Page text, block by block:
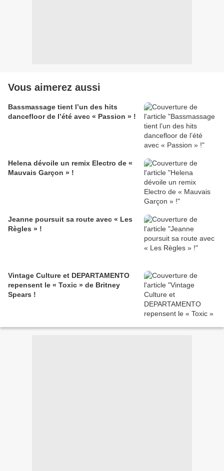
Vous aimerez aussi
Bassmassage tient l’un des hits
dancefloor de l’été avec « Passion » !
Helena dévoile un remix Electro de «
Mauvais Garçon » !
Jeanne poursuit sa route avec « Les
Règles » !
Vintage Culture et DEPARTAMENTO
repensent le « Toxic » de Britney
Spears !